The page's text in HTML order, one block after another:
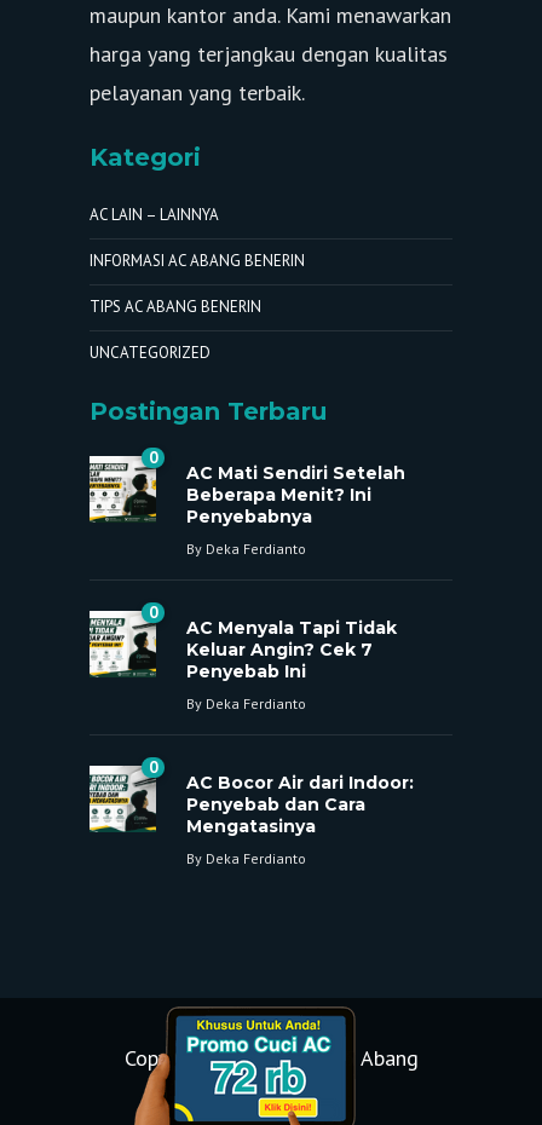
maupun kantor anda. Kami menawarkan
harga yang terjangkau dengan kualitas
pelayanan yang terbaik.
Kategori
AC LAIN – LAINNYA
INFORMASI AC ABANG BENERIN
TIPS AC ABANG BENERIN
UNCATEGORIZED
Postingan Terbaru
0
AC Mati Sendiri Setelah
Beberapa Menit? Ini
Penyebabnya
By Deka Ferdianto
0
AC Menyala Tapi Tidak
Keluar Angin? Cek 7
Penyebab Ini
By Deka Ferdianto
0
AC Bocor Air dari Indoor:
Penyebab dan Cara
Mengatasinya
By Deka Ferdianto
Copyright © 2021 - 2025 Abang
Benerin